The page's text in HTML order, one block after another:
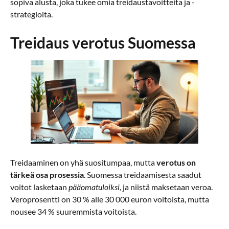
strategioita.
Treidaus verotus Suomessa
Treidaaminen on yhä suositumpaa, muttaverotus on
tärkeä osa prosessia. Suomessa treidaamisesta saadut
voitot lasketaan pääomatuloiksi, ja niistä maksetaan veroa.
Veroprosentti on 30 % alle 30 000 euron voitoista, mutta
nousee 34 % suuremmista voitoista.